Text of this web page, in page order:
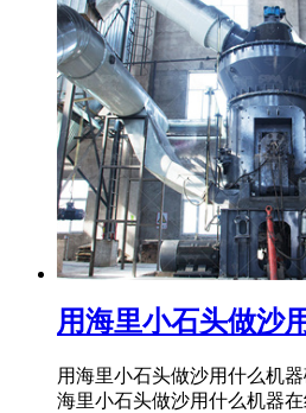
用海里小石头做沙
用海里小石头做沙用什么机
海里小石头做沙用什么机器